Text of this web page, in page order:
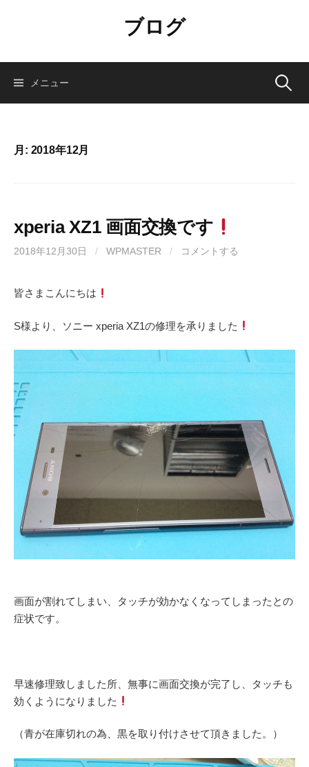
ン
ブログ
メニュー 検
月: 2018年12月
xperia XZ1 画面交換です
2018年12月30日 / WPMASTER / コメントする
皆さまこんにちは
S様より、ソニー xperia XZ1の修理を承りました
画面が割れてしまい、タッチが効かなくなってしまったとの
症状です。
早速修理致しました所、無事に画面交換が完了し、タッチも
効くようになりました
（青が在庫切れの為、黒を取り付けさせて頂きました。）